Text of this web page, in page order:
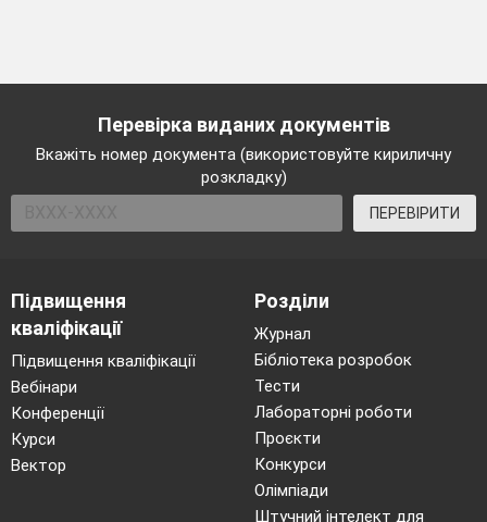
Перевірка виданих документів
Вкажіть номер документа (використовуйте кириличну
розкладку)
ПЕРЕВІРИТИ
Підвищення
кваліфікації
Підвищення кваліфікації
Вебінари
Конференції
Курси
Вектор
Розділи
Журнал
Бібліотека розробок
Тести
Лабораторні роботи
Проєкти
Конкурси
Олімпіади
Штучний інтелект для